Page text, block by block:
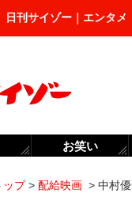
日刊サイゾー｜エンタ
ップ> 配給映画 > 中村
お笑い